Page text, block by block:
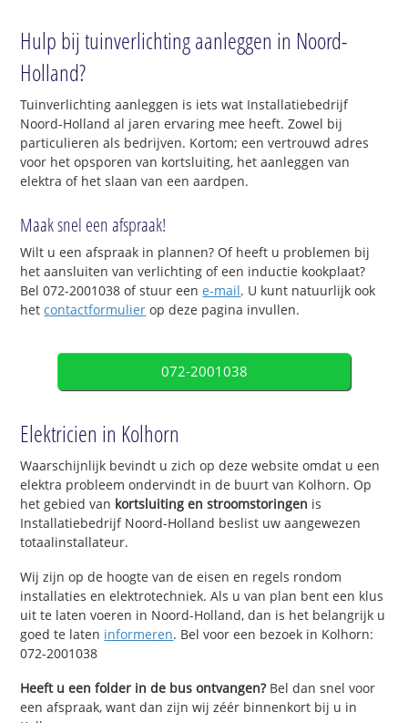
Hulp bij tuinverlichting aanleggen in Noord-
Holland?
Tuinverlichting aanleggen is iets wat Installatiebedrijf
Noord-Holland al jaren ervaring mee heeft. Zowel bij
particulieren als bedrijven. Kortom; een vertrouwd adres
voor het opsporen van kortsluiting, het aanleggen van
elektra of het slaan van een aardpen.
Maak snel een afspraak!
Wilt u een afspraak in plannen? Of heeft u problemen bij
het aansluiten van verlichting of een inductie kookplaat?
Bel 072-2001038 of stuur eene-mail. U kunt natuurlijk ook
hetcontactformulier op deze pagina invullen.
072-2001038
Elektricien in Kolhorn
Waarschijnlijk bevindt u zich op deze website omdat u een
elektra probleem ondervindt in de buurt van Kolhorn. Op
het gebied van kortsluiting en stroomstoringen is
Installatiebedrijf Noord-Holland beslist uw aangewezen
totaalinstallateur.
Wij zijn op de hoogte van de eisen en regels rondom
installaties en elektrotechniek. Als u van plan bent een klus
uit te laten voeren in Noord-Holland, dan is het belangrijk u
goed te laten informeren. Bel voor een bezoek in Kolhorn:
072-2001038
Heeft u een folder in de bus ontvangen?Bel dan snel voor
een afspraak, want dan zijn wij zéér binnenkort bij u in